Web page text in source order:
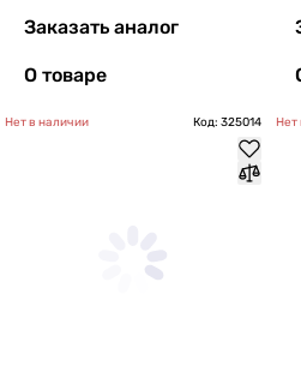
Заказать аналог
О товаре
Нет в наличии Код: 325014 Нет